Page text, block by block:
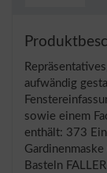
aufwändig
sowie einem
enthält: 373
Basteln